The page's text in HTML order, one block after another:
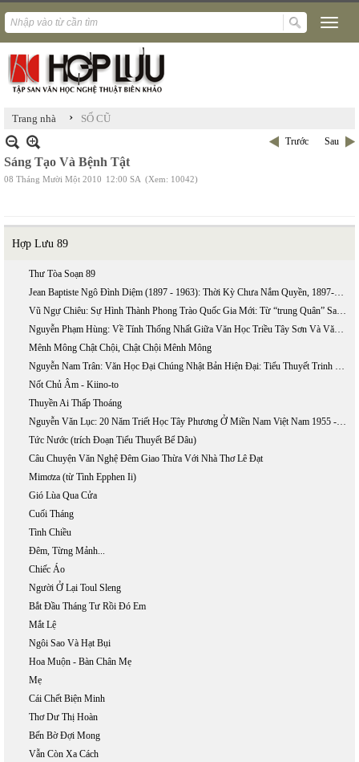
Trang nhà › SỐ CŨ
Trước Sau
Sáng Tạo Và Bệnh Tật
08 Tháng Mười Một 2010 12:00 SA (Xem: 10042)
Hợp Lưu 89
Thư Tòa Soạn 89
Jean Baptiste Ngô Đình Diệm (1897 - 1963): Thời Kỳ Chưa Nắm Quyền, 1897-1954 (phần 2)
Vũ Ngự Chiêu: Sự Hình Thành Phong Trào Quốc Gia Mới: Từ “trung Quân” Sang “ái Quốc”
Nguyễn Phạm Hùng: Về Tính Thống Nhất Giữa Văn Học Triều Tây Sơn Và Văn Học Triều Nguyễn
Mênh Mông Chật Chội, Chật Chội Mênh Mông
Nguyễn Nam Trân: Văn Học Đại Chúng Nhật Bản Hiện Đại: Tiểu Thuyết Trinh Thám Và Khoa Học Giả Tưởng
Nốt Chủ Âm - Kiino-to
Thuyền Ai Thấp Thoáng
Nguyễn Văn Lục: 20 Năm Triết Học Tây Phương Ở Miền Nam Việt Nam 1955 - 1975
Tức Nước (trích Đoạn Tiểu Thuyết Bể Dâu)
Câu Chuyện Văn Nghệ Đêm Giao Thừa Với Nhà Thơ Lê Đạt
Mimơza (từ Tình Epphen Ii)
Gió Lùa Qua Cửa
Cuối Tháng
Tình Chiều
Đêm, Từng Mảnh...
Chiếc Áo
Người Ở Lại Toul Sleng
Bắt Đầu Tháng Tư Rồi Đó Em
Mắt Lệ
Ngôi Sao Và Hạt Bụi
Hoa Muộn - Bàn Chân Mẹ
Mẹ
Cái Chết Biện Minh
Thơ Dư Thị Hoàn
Bến Bờ Đợi Mong
Vẫn Còn Xa Cách